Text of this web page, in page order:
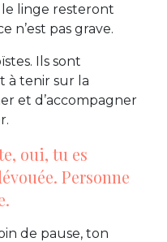
le linge resteront
n’est pas grave.
Ils sont
à tenir sur la
et d’accompagner
oui, tu es
Personne
de pause, ton